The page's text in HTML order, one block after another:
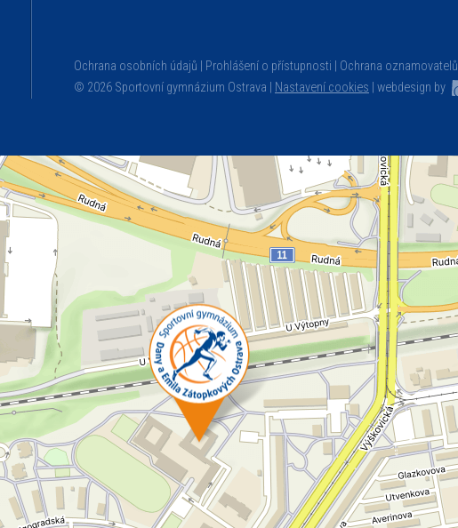
Ochrana osobních údajů Prohlášení o přístupnosti
Ochrana oznamovatelů
© 2026 Sportovní gymnázium Ostrava |
Nastavení cookies webdesign by